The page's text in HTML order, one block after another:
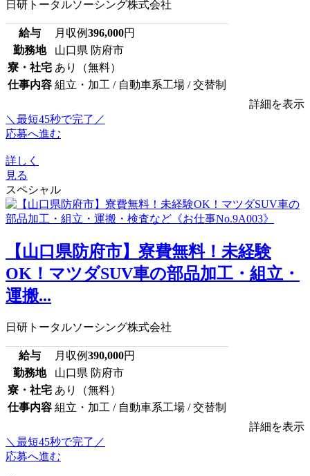
日研トータルソーシング株式会社
給与 月収例396,000円
勤務地
山口県 防府市
寮・社宅 あり（無料）
仕事内容 組立・加工 / 自動車系工場 / 交替制
詳細を表示
＼最短45秒で完了／
応募へ進む
詳しく
見る
スペシャル
【山口県防府市】寮費無料！未経験
OK！マツダSUV車の部品加工・組立・
運搬...
日研トータルソーシング株式会社
給与 月収例390,000円
勤務地
山口県 防府市
寮・社宅 あり（無料）
仕事内容 組立・加工 / 自動車系工場 / 交替制
詳細を表示
＼最短45秒で完了／
応募へ進む